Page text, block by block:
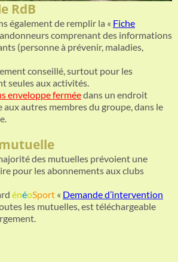
RdB
également de remplir la « Fiche
comprenant des informations
(personne à prévenir, maladies,
conseillé, surtout pour les
seules aux activités.
enveloppe ferméedans un endroit
aux autres membres du groupe, dans le
des mutuelles prévoient une
pour les abonnements aux clubs
énéoSport « Demande d’intervention
les mutuelles, est téléchargeable